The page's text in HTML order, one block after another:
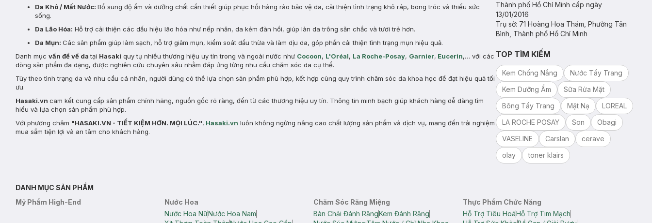
Da Khô / Mất Nước: Bổ sung độ ẩm và dưỡng chất cần thiết giúp phục hồi hàng rào bảo vệ da, cải thiện tình trạng khô ráp, bong tróc và thiếu sức
sống.
Da Lão Hóa: Hỗ trợ cải thiện các dấu hiệu lão hóa như nếp nhăn, da kém đàn hồi, giúp làn da trông săn chắc và tươi trẻ hơn.
Da Mụn: Các sản phẩm giúp làm sạch, hỗ trợ giảm mụn, kiểm soát dầu thừa và làm dịu da, góp phần cải thiện tình trạng mụn hiệu quả.
Danh mục vấn đề về datại Hasaki quy tụ nhiều thương hiệu uy tín trong và ngoài nước như Cocoon, L'Oréal, La Roche-Posay, Garnier, Eucerin,… với các
dòng sản phẩm đa dạng, được nghiên cứu chuyên sâu nhằm đáp ứng từng nhu cầu chăm sóc da cụ thể.
Tùy theo tình trạng da và nhu cầu cá nhân, người dùng có thể lựa chọn sản phẩm phù hợp, kết hợp cùng quy trình chăm sóc da khoa học để đạt hiệu quả tối
ưu.
Hasaki.vn cam kết cung cấp sản phẩm chính hãng, nguồn gốc rõ ràng, đến từ các thương hiệu uy tín. Thông tin minh bạch giúp khách hàng dễ dàng tìm
hiểu và lựa chọn sản phẩm phù hợp.
Với phương châm "HASAKI.VN - TIẾT KIỆM HƠN. MỌI LÚC.", Hasaki.vn luôn không ngừng nâng cao chất lượng sản phẩm và dịch vụ, mang đến trải nghiệm
mua sắm tiện lợi và an tâm cho khách hàng.
Thành phố Hồ Chí Minh cấp ngày
13/01/2016
Trụ sở: 71 Hoàng Hoa Thám, Phường Tân
Bình, Thành phố Hồ Chí Minh
TOP TÌM KIẾM
Kem Chống Nắng
Nước Tẩy Trang
Kem Dưỡng Ẩm
Sữa Rửa Mặt
Bông Tẩy Trang
Mặt Nạ
LOREAL
LA ROCHE POSAY
Son
Obagi
VASELINE
Carslan
cerave
olay
toner klairs
DANH MỤC SẢN PHẨM
Mỹ Phẩm High-End
Nước Hoa
Nước Hoa NữNước Hoa Nam
Chăm Sóc Răng Miệng
Bàn Chải Đánh RăngKem Đánh Răng
Thực Phẩm Chức Năng
Hỗ Trợ Tiêu HoáHỗ Trợ Tim Mạch